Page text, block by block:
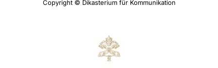
Copyright © Dikasterium für Kommunikation